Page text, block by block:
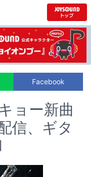
Facebook
ョー新曲
信、ギタ